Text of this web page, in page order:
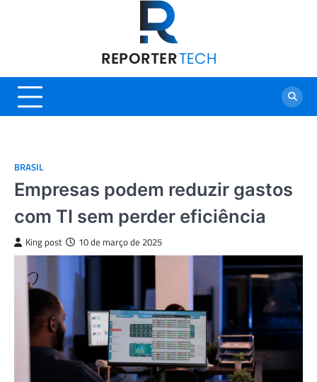
BRASIL
Empresas podem reduzir gastos
com TI sem perder eficiência
King post 10 de março de 2025